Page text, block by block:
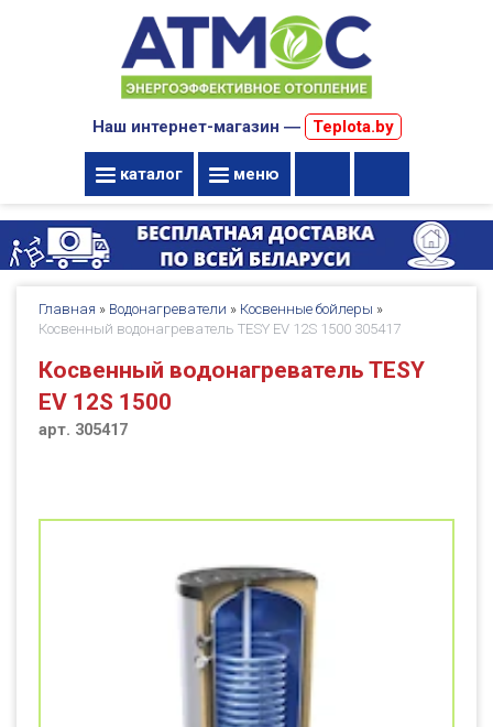
Наш интернет-магазин ― Teplota.by
каталог меню
Главная » Водонагреватели » Косвенные бойлеры »
Косвенный водонагреватель TESY EV 12S 1500 305417
Косвенный водонагреватель TESY
EV 12S 1500
арт. 305417